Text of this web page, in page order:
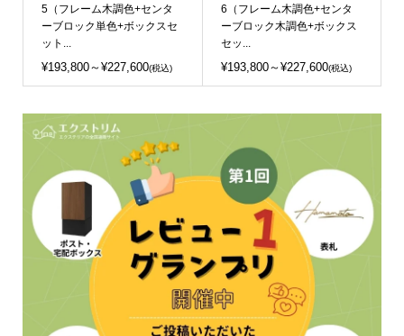
5（フレーム木調色+センタ
ーブロック単色+ボックスセ
ット...
¥193,800～¥227,600(税込)
6（フレーム木調色+センタ
ーブロック木調色+ボックス
セッ...
¥193,800～¥227,600(税込)